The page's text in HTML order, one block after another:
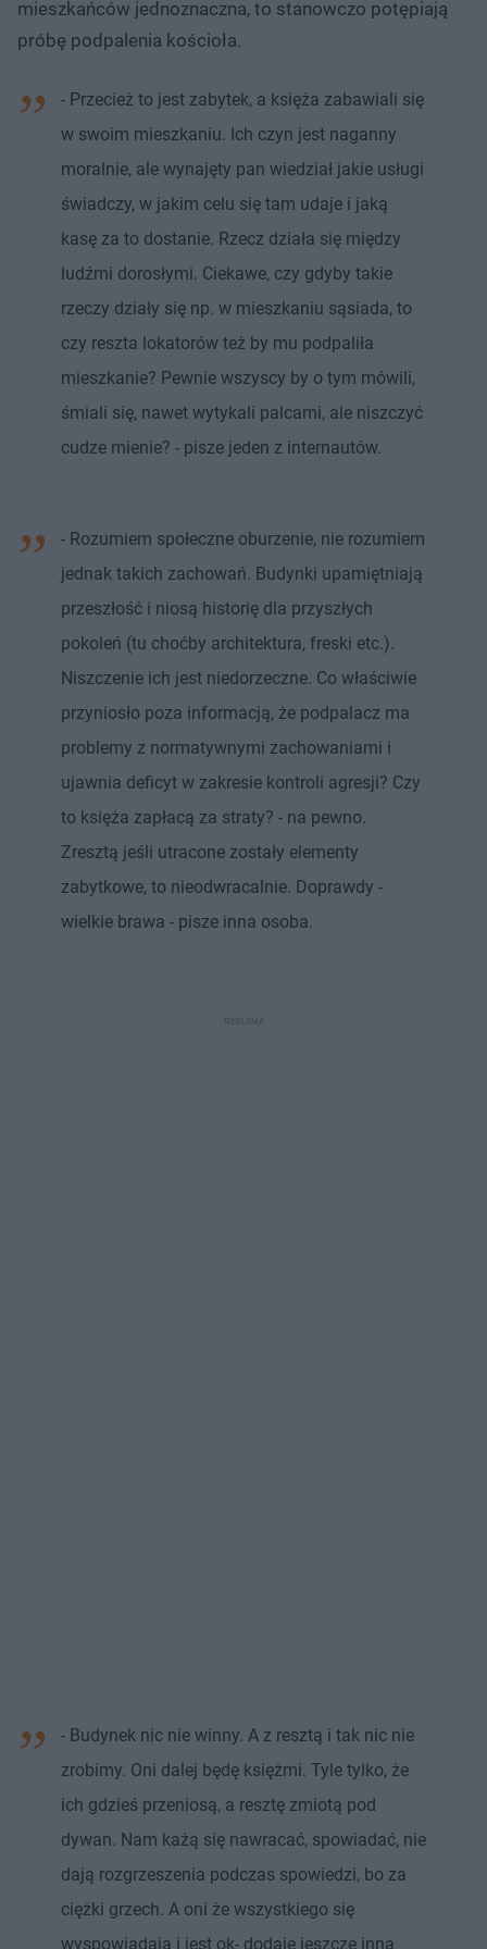
mieszkańców jednoznaczna, to stanowczo potępiają
próbę podpalenia kościoła.
- Przecież to jest zabytek, a księża zabawiali się
w swoim mieszkaniu. Ich czyn jest naganny
moralnie, ale wynajęty pan wiedział jakie usługi
świadczy, w jakim celu się tam udaje i jaką
kasę za to dostanie. Rzecz działa się między
ludźmi dorosłymi. Ciekawe, czy gdyby takie
rzeczy działy się np. w mieszkaniu sąsiada, to
czy reszta lokatorów też by mu podpaliła
mieszkanie? Pewnie wszyscy by o tym mówili,
śmiali się, nawet wytykali palcami, ale niszczyć
cudze mienie? - pisze jeden z internautów.
- Rozumiem społeczne oburzenie, nie rozumiem
jednak takich zachowań. Budynki upamiętniają
przeszłość i niosą historię dla przyszłych
pokoleń (tu choćby architektura, freski etc.).
Niszczenie ich jest niedorzeczne. Co właściwie
przyniosło poza informacją, że podpalacz ma
problemy z normatywnymi zachowaniami i
ujawnia deficyt w zakresie kontroli agresji? Czy
to księża zapłacą za straty? - na pewno.
Zresztą jeśli utracone zostały elementy
zabytkowe, to nieodwracalnie. Doprawdy -
wielkie brawa - pisze inna osoba.
- Budynek nic nie winny. A z resztą i tak nic nie
zrobimy. Oni dalej będę księżmi. Tyle tylko, że
ich gdzieś przeniosą, a resztę zmiotą pod
dywan. Nam każą się nawracać, spowiadać, nie
dają rozgrzeszenia podczas spowiedzi, bo za
ciężki grzech. A oni że wszystkiego się
wyspowiadają i jest ok- dodaje jeszcze inna